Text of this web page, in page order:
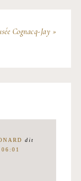
Cognacq-Jay »
dit